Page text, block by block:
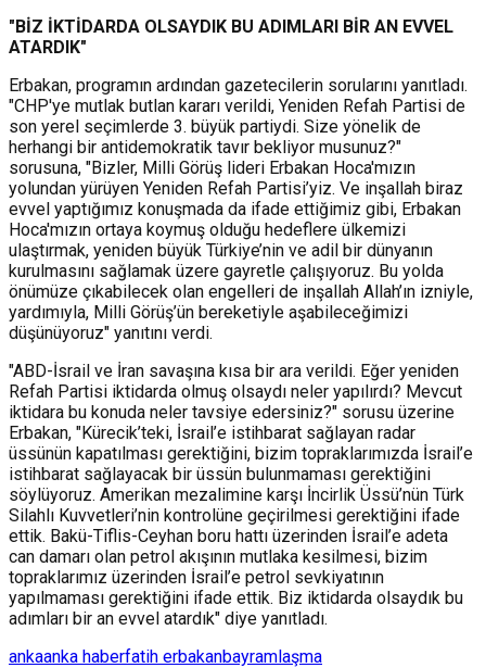
"BİZ İKTİDARDA OLSAYDIK BU ADIMLARI BİR AN EVVEL
ATARDIK"
Erbakan, programın ardından gazetecilerin sorularını yanıtladı.
"CHP'ye mutlak butlan kararı verildi, Yeniden Refah Partisi de
son yerel seçimlerde 3. büyük partiydi. Size yönelik de
herhangi bir antidemokratik tavır bekliyor musunuz?"
sorusuna, "Bizler, Milli Görüş lideri Erbakan Hoca'mızın
yolundan yürüyen Yeniden Refah Partisi’yiz. Ve inşallah biraz
evvel yaptığımız konuşmada da ifade ettiğimiz gibi, Erbakan
Hoca'mızın ortaya koymuş olduğu hedeflere ülkemizi
ulaştırmak, yeniden büyük Türkiye’nin ve adil bir dünyanın
kurulmasını sağlamak üzere gayretle çalışıyoruz. Bu yolda
önümüze çıkabilecek olan engelleri de inşallah Allah’ın izniyle,
yardımıyla, Milli Görüş’ün bereketiyle aşabileceğimizi
düşünüyoruz" yanıtını verdi.
"ABD-İsrail ve İran savaşına kısa bir ara verildi. Eğer yeniden
Refah Partisi iktidarda olmuş olsaydı neler yapılırdı? Mevcut
iktidara bu konuda neler tavsiye edersiniz?" sorusu üzerine
Erbakan, "Kürecik’teki, İsrail’e istihbarat sağlayan radar
üssünün kapatılması gerektiğini, bizim topraklarımızda İsrail’e
istihbarat sağlayacak bir üssün bulunmaması gerektiğini
söylüyoruz. Amerikan mezalimine karşı İncirlik Üssü’nün Türk
Silahlı Kuvvetleri’nin kontrolüne geçirilmesi gerektiğini ifade
ettik. Bakü-Tiflis-Ceyhan boru hattı üzerinden İsrail’e adeta
can damarı olan petrol akışının mutlaka kesilmesi, bizim
topraklarımız üzerinden İsrail’e petrol sevkiyatının
yapılmaması gerektiğini ifade ettik. Biz iktidarda olsaydık bu
adımları bir an evvel atardık" diye yanıtladı.
ankaanka haberfatih erbakanbayramlaşma